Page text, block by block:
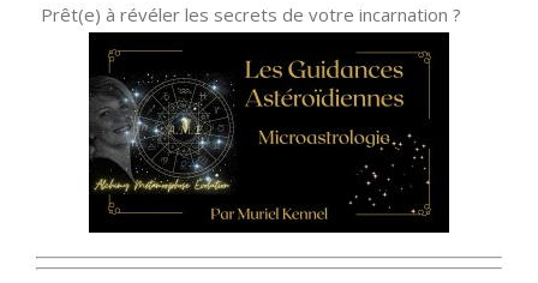
Prêt(e) à révéler les secrets de votre incarnation ?